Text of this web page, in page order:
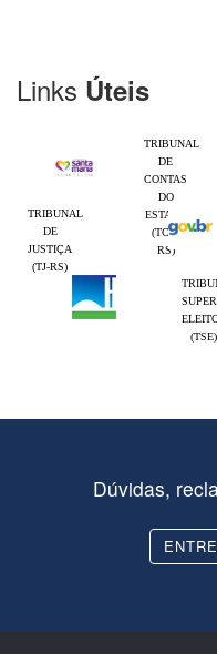
Links Úteis
TRIBUNAL
DE
CONTAS
DO
ESTADO
(TCE-
RS)
TRIBUNAL
DE
JUSTIÇA
(TJ-RS)
(TSE)
Dúvidas,